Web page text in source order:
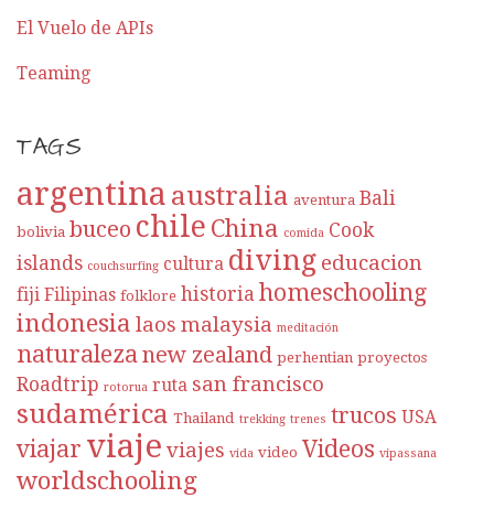
El Vuelo de APIs
Teaming
TAGS
argentina australia aventura Bali
bolivia buceo chile China comida Cook
islands couchsurfing cultura diving educacion
fiji Filipinas folklore historia homeschooling
indonesia laos malaysia meditación
naturalezanew zealand perhentian proyectos
Roadtrip rotorua ruta san francisco
sudamérica Thailand trekking trenes trucos USA
viajar viaje viajes vida video Videos vipassana
worldschooling